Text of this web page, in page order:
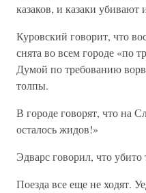
казаков, и казаки убивают
Куровский говорит, что
снята во всем городе «по
Думой по требованию
толпы.
В городе говорят, что на
осталось жидов!»
Эдварс говорил, что убито
Поезда все еще не ходят.